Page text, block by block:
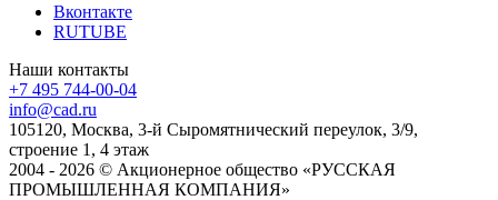
Вконтакте
RUTUBE
Наши контакты
+7 495 744-00-04
info@cad.ru
105120, Москва, 3-й Сыромятнический переулок, 3/9,
строение 1, 4 этаж
2004 - 2026 © Акционерное общество «РУССКАЯ
ПРОМЫШЛЕННАЯ КОМПАНИЯ»